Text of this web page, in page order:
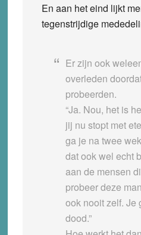
En aan het eind lijkt
tegenstrijdige
Er zijn ook
overleden
probeerden.
“Ja. Nou, het is
jij nu stopt met
ga je na twee
dat ook wel echt
aan de mensen
probeer deze
ook nooit zelf. Je
dood.”